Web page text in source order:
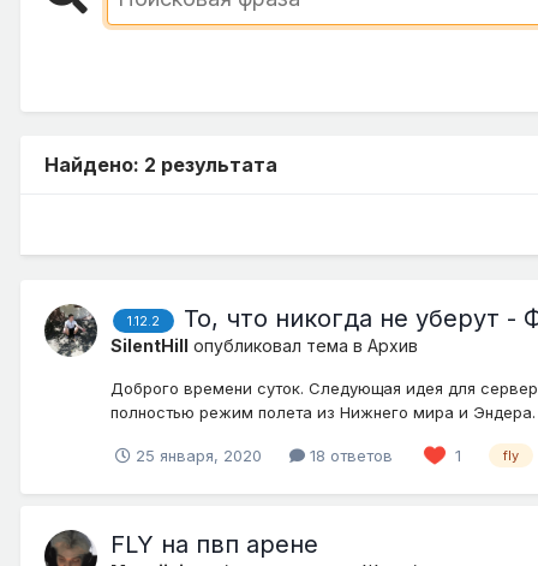
Найдено: 2 результата
1.12.2 То, что никогда не уберут -
SilentHill опубликовал тема в Архив
Доброго времени суток. Следующая идея для
полностью режим полета из Нижнего мира и
25 января, 2020 18 ответов 1 fly
FLY на пвп арене